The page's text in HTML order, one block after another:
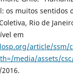
os muitos sentidos
Rio de
em
article/ssm/
media/assets/